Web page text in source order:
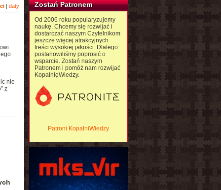
| daty
nie
z
Zostań Patronem
Od 2006 roku popularyzujemy
naukę. Chcemy się rozwijać i
dostarczać naszym Czytelnikom
jeszcze więcej atrakcyjnych
treści wysokiej jakości. Dlatego
postanowiliśmy poprosić o
wsparcie. Zostań naszym
Patronem i pomóż nam rozwijać
KopalnięWiedzy.
Patroni KopalniWiedzy